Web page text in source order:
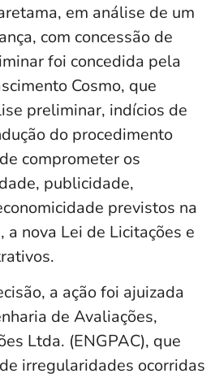
em análise de um
com concessão de
foi concedida pela
Cosmo, que
preliminar, indícios de
do procedimento
comprometer os
publicidade,
previstos na
a nova Lei de Licitações e
a ação foi ajuizada
de Avaliações,
Ltda. (ENGPAC), que
irregularidades ocorridas